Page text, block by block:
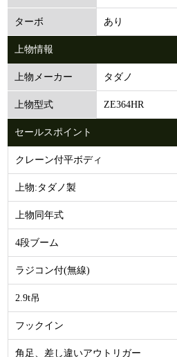
ターボ あり
上物情報
上物メーカー タダノ
上物型式 ZE364HR
セールスポイント
クレーン付平ボディ
上物:タダノ製
上物同年式
4段ブーム
ラジコン付(無線)
2.9t吊
フックイン
角足、差し違いアウトリガー